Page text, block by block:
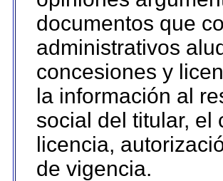
documentos que
administrativos
concesiones y
la información al
social del titular, el
licencia,
de vigencia.